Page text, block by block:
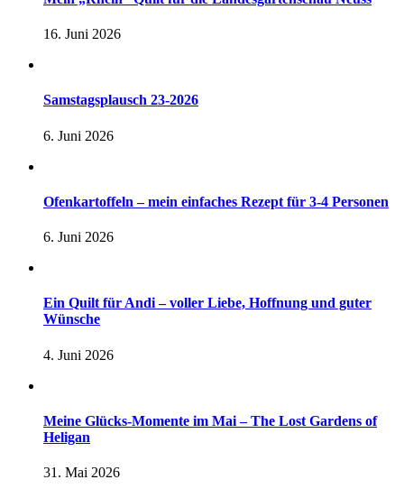
16. Juni 2026
Samstagsplausch 23-2026
6. Juni 2026
Ofenkartoffeln – mein einfaches Rezept für 3-4 Personen
6. Juni 2026
Ein Quilt für Andi – voller Liebe, Hoffnung und guter
Wünsche
4. Juni 2026
Meine Glücks-Momente im Mai – The Lost Gardens of
Heligan
31. Mai 2026